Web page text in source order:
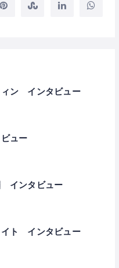
ィン インタビュー
ュー
インタビュー
イト インタビュー